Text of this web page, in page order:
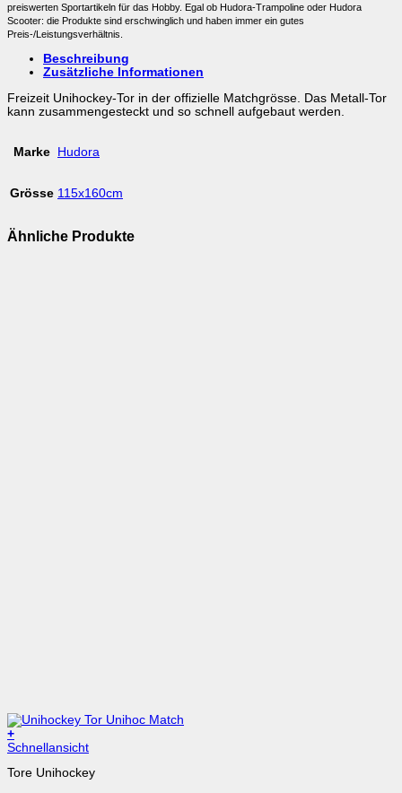
preiswerten Sportartikeln für das Hobby. Egal ob Hudora-Trampoline oder Hudora
Scooter: die Produkte sind erschwinglich und haben immer ein gutes
Preis-/Leistungsverhältnis.
Beschreibung
Zusätzliche Informationen
Freizeit Unihockey-Tor in der offizielle Matchgrösse. Das Metall-Tor
kann zusammengesteckt und so schnell aufgebaut werden.
Marke Hudora
Grösse 115x160cm
Ähnliche Produkte
+
Dieses
weist
Schnellansicht
Tore Unihockey